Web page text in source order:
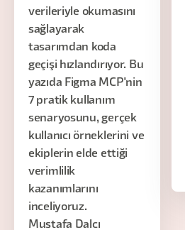
verileriyle okumasını
sağlayarak
tasarımdan koda
geçişi hızlandırıyor. Bu
yazıda Figma MCP'nin
7 pratik kullanım
senaryosunu, gerçek
kullanıcı örneklerini ve
ekiplerin elde ettiği
verimlilik
kazanımlarını
inceliyoruz.
Mustafa Dalcı